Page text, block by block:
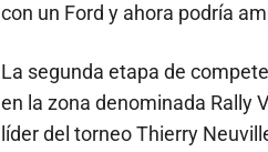
con un Ford y ahora podría
La segunda etapa de
en la zona denominada Rally
líder del torneo Thierry